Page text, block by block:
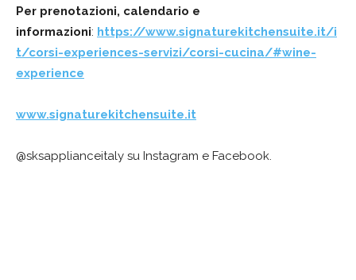
Per prenotazioni, calendario e
informazioni: https://www.signaturekitchensuite.it/i
t/corsi-experiences-servizi/corsi-cucina/#wine-
experience
www.signaturekitchensuite.it
@sksapplianceitaly su Instagram e Facebook.